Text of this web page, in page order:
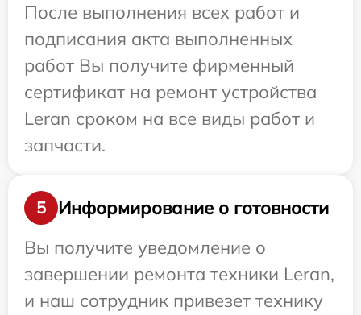
После выполнения всех работ и
подписания акта выполненных
работ Вы получите фирменный
сертификат на ремонт устройства
Leran сроком на все виды работ и
запчасти.
5
Информирование о готовности
Вы получите уведомление о
завершении ремонта техники Leran,
и наш сотрудник привезет технику